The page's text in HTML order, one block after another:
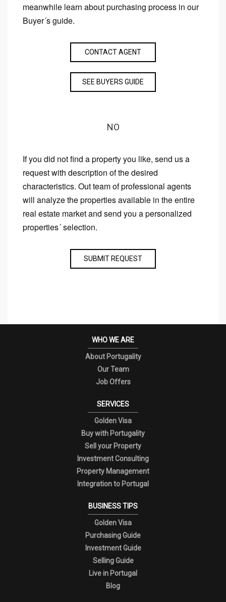
meanwhile learn about purchasing process in our
Buyer´s guide.
CONTACT AGENT
SEE BUYERS GUIDE
NO
If you did not find a property you like, send us a
request with description of the desired
characteristics. Out team of professional agents
will analyze the properties available in the entire
real estate market and send you a personalized
properties´ selection.
SUBMIT REQUEST
WHO WE ARE
About Portugality
Our Team
Job Offers
SERVICES
Golden Visa
Buy with Portugality
Sell your Property
Investment Consulting
Property Management
Integration to Portugal
BUSINESS TIPS
Golden Visa
Purchasing Guide
Investment Guide
Selling Guide
Live in Portugal
Blog